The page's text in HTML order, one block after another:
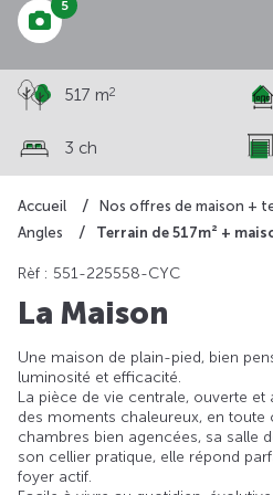
Accueil Nos offres de maison +
Angles
Terrain de 517m² +
5
517 m2
3 ch
Rèf : 551-225558-CYC
La Maison
Une maison de plain-pied, bien
luminosité et efficacité.
La pièce de vie centrale, ouverte et
des moments chaleureux, en toute
chambres bien agencées, sa salle
son cellier pratique, elle répond
foyer actif.